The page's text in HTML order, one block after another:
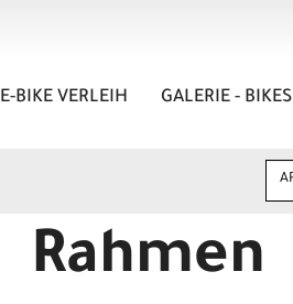
E-BIKE VERLEIH GALERIE - BIKES
Rahmen